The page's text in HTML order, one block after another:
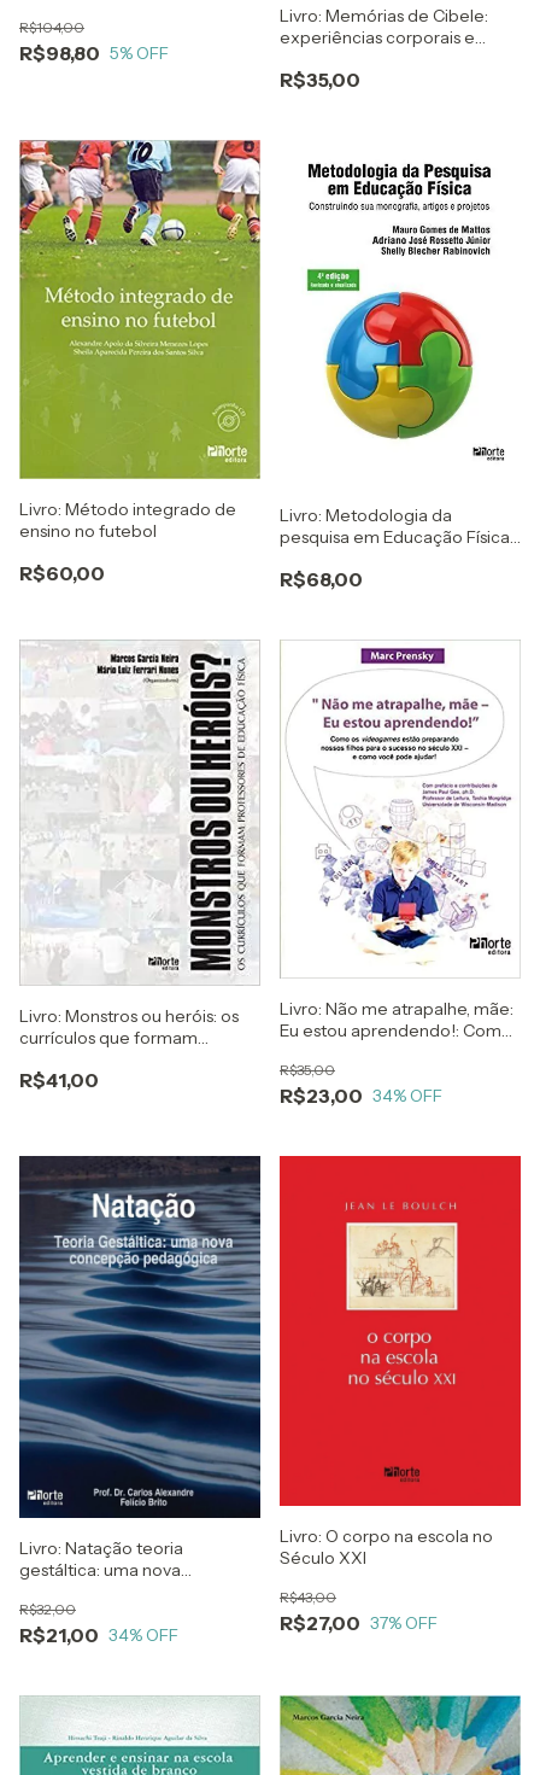
R$98,80
R$104,00
5% OFF
Livro: Memórias de Cibele:
experiências corporais e
R$35,00
Livro: Método integrado de
ensino no futebol
R$60,00
Livro: Metodologia da
pesquisa em Educação Física
monografia, artigos e projetos
R$68,00
Livro: Monstros ou heróis: os
currículos que formam
física
R$41,00
Livro: Não me atrapalhe, mãe:
Eu estou aprendendo!: Como
preparando nossos filhos para
o sucesso no século XXI - e
R$23,00
R$35,00
34% OFF
Livro: Natação teoria
gestáltica: uma nova
R$21,00
R$32,00
34% OFF
Livro: O corpo na escola no
Século XXI
R$27,00
R$43,00
37% OFF